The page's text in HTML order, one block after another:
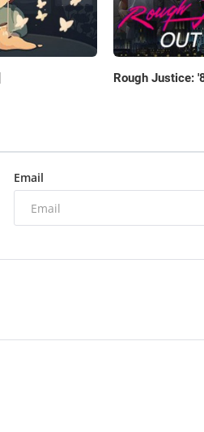
Rough Justice:
Email